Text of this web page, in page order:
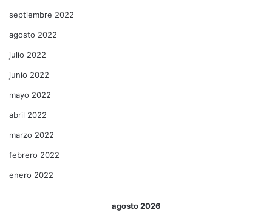
septiembre 2022
agosto 2022
julio 2022
junio 2022
mayo 2022
abril 2022
marzo 2022
febrero 2022
enero 2022
agosto 2026